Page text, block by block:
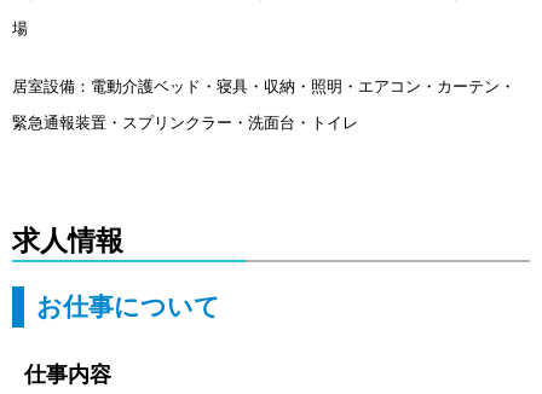
場
居室設備：電動介護ベッド・寝具・収納・照明・エアコン・カーテン・
緊急通報装置・スプリンクラー・洗面台・トイレ
求人情報
お仕事について
仕事内容